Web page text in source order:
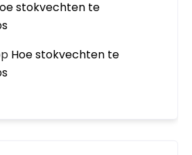
stokvechten te
Hoe stokvechten te